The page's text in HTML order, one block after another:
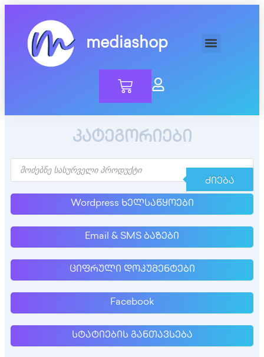
mediashop
კატეგორიები
ᲫᲘᲔᲑᲐ
Wordpress ხელსაწყოები
Email & SMS ბაზები
ციფრული დოკუმენტები
Facebook
სტატიების განთავსება